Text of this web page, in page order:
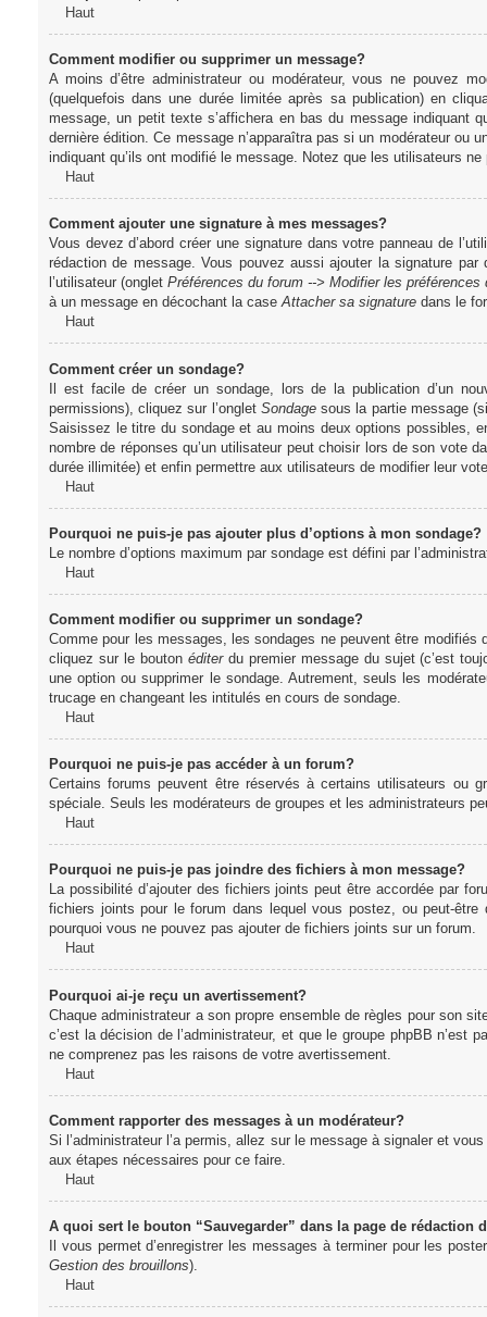
Haut
Comment modifier ou supprimer un message?
A moins d’être administrateur ou modérateur, vous ne pouvez
(quelquefois dans une durée limitée après sa publication) en
message, un petit texte s’affichera en bas du message indiquant
dernière édition. Ce message n’apparaîtra pas si un modérateur
indiquant qu’ils ont modifié le message. Notez que les utilisateurs
Haut
Comment ajouter une signature à mes messages?
Vous devez d’abord créer une signature dans votre panneau de
rédaction de message. Vous pouvez aussi ajouter la signature
l’utilisateur (onglet Préférences du forum --> Modifier les préférences
à un message en décochant la caseAttacher sa signaturedans le
Haut
Comment créer un sondage?
Il est facile de créer un sondage, lors de la publication d’un
permissions), cliquez sur l’onglet Sondagesous la partie message
Saisissez le titre du sondage et au moins deux options possibles,
nombre de réponses qu’un utilisateur peut choisir lors de son vote
durée illimitée) et enfin permettre aux utilisateurs de modifier leur
Haut
Pourquoi ne puis-je pas ajouter plus d’options à mon sondage?
Le nombre d’options maximum par sondage est défini par
Haut
Comment modifier ou supprimer un sondage?
Comme pour les messages, les sondages ne peuvent être modifiés
cliquez sur le bouton éditerdu premier message du sujet (c’est
une option ou supprimer le sondage. Autrement, seuls les
trucage en changeant les intitulés en cours de sondage.
Haut
Pourquoi ne puis-je pas accéder à un forum?
Certains forums peuvent être réservés à certains utilisateurs ou
spéciale. Seuls les modérateurs de groupes et les administrateurs
Haut
Pourquoi ne puis-je pas joindre des fichiers à mon message?
La possibilité d’ajouter des fichiers joints peut être accordée par
fichiers joints pour le forum dans lequel vous postez, ou peut-
pourquoi vous ne pouvez pas ajouter de fichiers joints sur un forum.
Haut
Pourquoi ai-je reçu un avertissement?
Chaque administrateur a son propre ensemble de règles pour son
c’est la décision de l’administrateur, et que le groupe phpBB n’est
ne comprenez pas les raisons de votre avertissement.
Haut
Comment rapporter des messages à un modérateur?
Si l’administrateur l’a permis, allez sur le message à signaler et
aux étapes nécessaires pour ce faire.
Haut
A quoi sert le bouton “Sauvegarder” dans la page de rédaction
Il vous permet d’enregistrer les messages à terminer pour les
Gestion des brouillons).
Haut